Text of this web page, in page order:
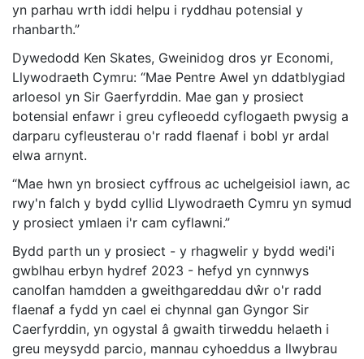
yn parhau wrth iddi helpu i ryddhau potensial y
rhanbarth.”
Dywedodd Ken Skates, Gweinidog dros yr Economi,
Llywodraeth Cymru: “Mae Pentre Awel yn ddatblygiad
arloesol yn Sir Gaerfyrddin. Mae gan y prosiect
botensial enfawr i greu cyfleoedd cyflogaeth pwysig a
darparu cyfleusterau o'r radd flaenaf i bobl yr ardal
elwa arnynt.
“Mae hwn yn brosiect cyffrous ac uchelgeisiol iawn, ac
rwy'n falch y bydd cyllid Llywodraeth Cymru yn symud
y prosiect ymlaen i'r cam cyflawni.”
Bydd parth un y prosiect - y rhagwelir y bydd wedi'i
gwblhau erbyn hydref 2023 - hefyd yn cynnwys
canolfan hamdden a gweithgareddau dŵr o'r radd
flaenaf a fydd yn cael ei chynnal gan Gyngor Sir
Caerfyrddin, yn ogystal â gwaith tirweddu helaeth i
greu meysydd parcio, mannau cyhoeddus a llwybrau